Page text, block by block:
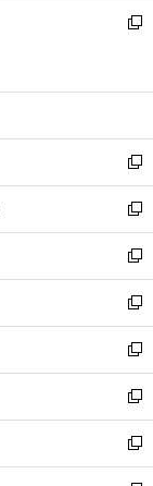
く
で
ド
開
い
ン
ウ
で
開
く
新
ウ
ン
ド
ウ
で
開
く
新
し
い
ウ
ィ
ン
ド
ウ
で
開
く
新
し
い
ウ
ィ
ン
ド
ウ
で
開
く
新
し
い
ウ
ィ
ン
ド
ウ
で
開
新
し
い
ウ
ィ
ン
ド
ウ
新
し
い
ウ
ィ
ン
新
し
い
ウ
新
し